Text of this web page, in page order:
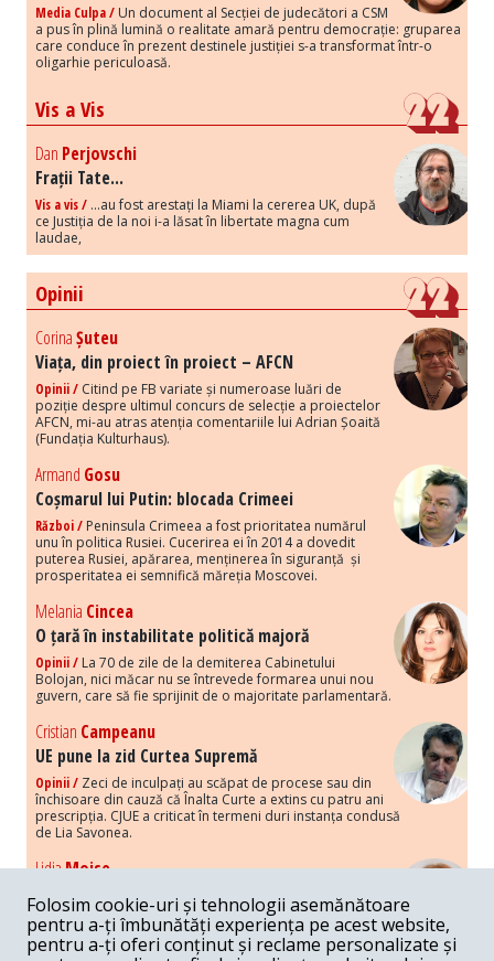
Media Culpa / Un document al Secției de judecători a CSM
a pus în plină lumină o realitate amară pentru democrație: gruparea
care conduce în prezent destinele justiției s-a transformat într-o
oligarhie periculoasă.
Vis a Vis
Dan Perjovschi
Frații Tate...
Vis a vis / ...au fost arestați la Miami la cererea UK, după
ce Justiția de la noi i-a lăsat în libertate magna cum
laudae,
Opinii
CorinaȘuteu
Viața, din proiect în proiect – AFCN
Opinii / Citind pe FB variate și numeroase luări de
poziție despre ultimul concurs de selecție a proiectelor
AFCN, mi-au atras atenția comentariile lui Adrian Șoaită
(Fundația Kulturhaus).
Armand Gosu
Coșmarul lui Putin: blocada Crimeei
Război / Peninsula Crimeea a fost prioritatea numărul
unu în politica Rusiei. Cucerirea ei în 2014 a dovedit
puterea Rusiei, apărarea, menținerea în siguranță și
prosperitatea ei semnifică măreția Moscovei.
Melania Cincea
O țară în instabilitate politică majoră
Opinii / La 70 de zile de la demiterea Cabinetului
Bolojan, nici măcar nu se întrevede formarea unui nou
guvern, care să fie sprijinit de o majoritate parlamentară.
Cristian Campeanu
UE pune la zid Curtea Supremă
Opinii / Zeci de inculpați au scăpat de procese sau din
închisoare din cauză că Înalta Curte a extins cu patru ani
prescripția. CJUE a criticat în termeni duri instanța condusă
de Lia Savonea.
LidiaMoise
Costurile economice ale haosului politic
Opinii / Economia nu poate rezista cu retorica falsă a
susținerii intereselor poporului, care, de fapt, ascunde
obsesia menținerii privilegiilor și a averilor unor caste.
Folosim cookie-uri și tehnologii asemănătoare
pentru a-ți îmbunătăți experiența pe acest website,
pentru a-ți oferi conținut și reclame personalizate și